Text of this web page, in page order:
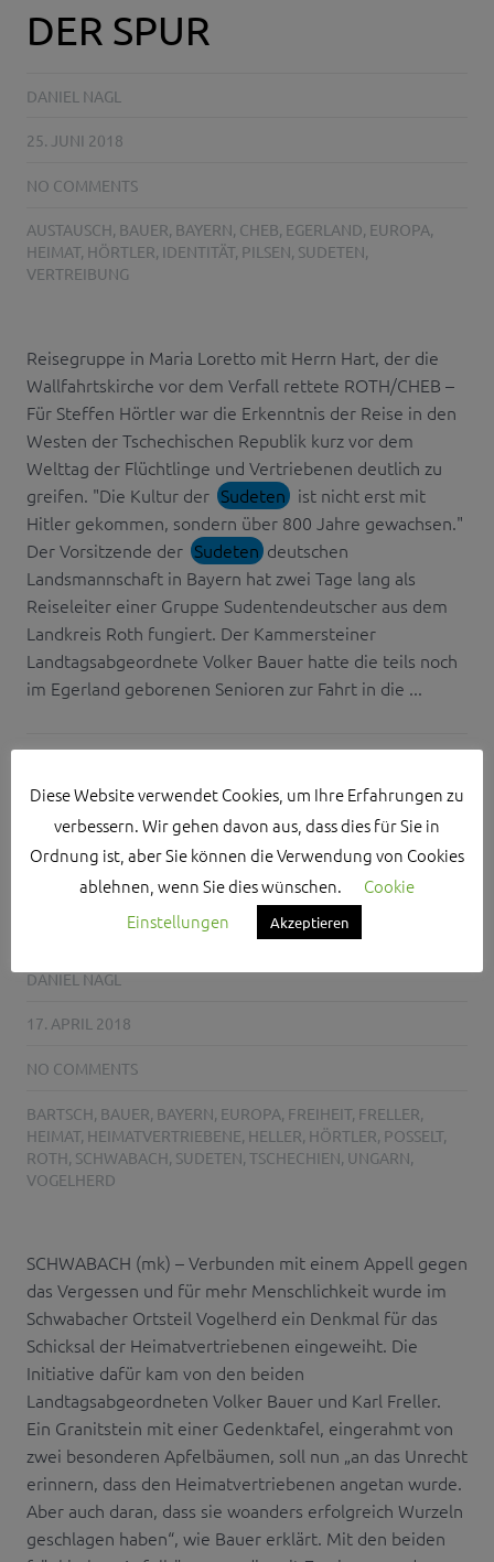
DER SPUR
DANIEL NAGL
25. JUNI 2018
NO COMMENTS
AUSTAUSCH, BAUER, BAYERN, CHEB, EGERLAND, EUROPA,
HEIMAT, HÖRTLER, IDENTITÄT, PILSEN, SUDETEN,
VERTREIBUNG
Reisegruppe in Maria Loretto mit Herrn Hart, der die
Wallfahrtskirche vor dem Verfall rettete ROTH/CHEB –
Für Steffen Hörtler war die Erkenntnis der Reise in den
Westen der Tschechischen Republik kurz vor dem
Welttag der Flüchtlinge und Vertriebenen deutlich zu
greifen. "Die Kultur der Sudeten ist nicht erst mit
Hitler gekommen, sondern über 800 Jahre gewachsen."
Der Vorsitzende der Sudeten deutschen
Landsmannschaft in Bayern hat zwei Tage lang als
Reiseleiter einer Gruppe Sudentendeutscher aus dem
Landkreis Roth fungiert. Der Kammersteiner
Landtagsabgeordnete Volker Bauer hatte die teils noch
im Egerland geborenen Senioren zur Fahrt in die ...
EIN LEBENDIGES
DENKMAL FÜR
HEIMATVERTRIEBENE
DANIEL NAGL
17. APRIL 2018
NO COMMENTS
BARTSCH, BAUER, BAYERN, EUROPA, FREIHEIT, FRELLER,
HEIMAT, HEIMATVERTRIEBENE, HELLER, HÖRTLER, POSSELT,
ROTH, SCHWABACH, SUDETEN, TSCHECHIEN, UNGARN,
VOGELHERD
SCHWABACH (mk) – Verbunden mit einem Appell gegen
das Vergessen und für mehr Menschlichkeit wurde im
Schwabacher Ortsteil Vogelherd ein Denkmal für das
Schicksal der Heimatvertriebenen eingeweiht. Die
Initiative dafür kam von den beiden
Landtagsabgeordneten Volker Bauer und Karl Freller.
Ein Granitstein mit einer Gedenktafel, eingerahmt von
zwei besonderen Apfelbäumen, soll nun „an das Unrecht
erinnern, dass den Heimatvertriebenen angetan wurde.
Aber auch daran, dass sie woanders erfolgreich Wurzeln
geschlagen haben“, wie Bauer erklärt. Mit den beiden
Diese Website verwendet Cookies, um Ihre Erfahrungen zu
verbessern. Wir gehen davon aus, dass dies für Sie in
Ordnung ist, aber Sie können die Verwendung von Cookies
ablehnen, wenn Sie dies wünschen.
Cookie
Einstellungen
Akzeptieren